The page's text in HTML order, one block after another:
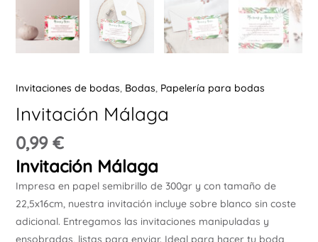
Invitaciones de bodas, Bodas, Papelería para bodas
Invitación Málaga
0,99 €
Invitación Málaga
Impresa en papel semibrillo de 300gr y con tamaño de
22,5x16cm, nuestra invitación incluye sobre blanco sin coste
adicional. Entregamos las invitaciones manipuladas y
ensobradas, listas para enviar. Ideal para hacer tu boda